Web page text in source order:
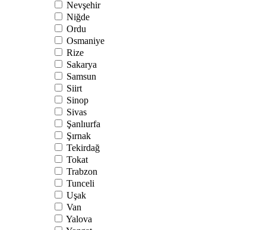
Nevşehir
Niğde
Ordu
Osmaniye
Rize
Sakarya
Samsun
Siirt
Sinop
Sivas
Şanlıurfa
Şırnak
Tekirdağ
Tokat
Trabzon
Tunceli
Uşak
Van
Yalova